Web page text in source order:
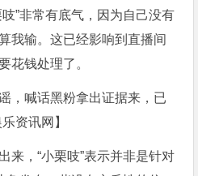
”非常有底气，因为自己没有
我输。这已经影响到直播间
花钱处理了。
来，“小栗吱”表示并非是针对